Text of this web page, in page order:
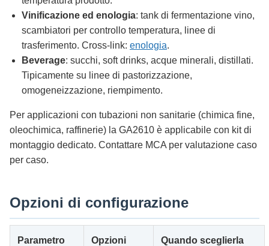
Vinificazione ed enologia: tank di fermentazione vino,
scambiatori per controllo temperatura, linee di
trasferimento. Cross-link: enologia.
Beverage: succhi, soft drinks, acque minerali, distillati.
Tipicamente su linee di pastorizzazione,
omogeneizzazione, riempimento.
Per applicazioni con tubazioni non sanitarie (chimica fine,
oleochimica, raffinerie) la GA2610 è applicabile con kit di
montaggio dedicato. Contattare MCA per valutazione caso
per caso.
Opzioni di configurazione
Parametro
Opzioni
Quando sceglierla